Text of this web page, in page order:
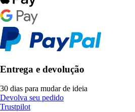
Entrega e devolução
30 dias para mudar de ideia
Devolva seu pedido
Trustpilot